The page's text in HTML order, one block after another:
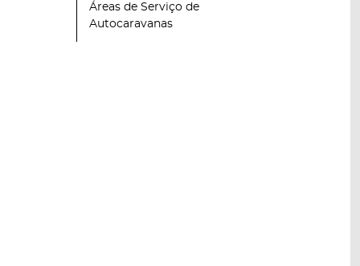
Áreas de Serviço de
Autocaravanas